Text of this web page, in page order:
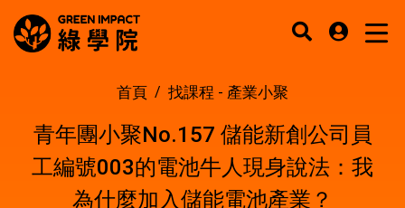
首頁 找課程 - 產業小聚
青年團小聚No.157 儲能新創公司員
工編號003的電池牛人現身說法：我
為什麼加入儲能電池產業？